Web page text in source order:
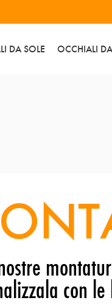
DA SOLE OCCHIALI
con